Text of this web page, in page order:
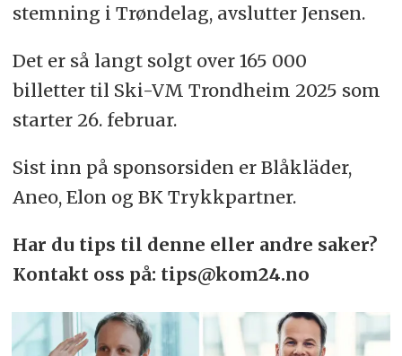
stemning i Trøndelag, avslutter Jensen.
Det er så langt solgt over 165 000
billetter til Ski-VM Trondheim 2025 som
starter 26. februar.
Sist inn på sponsorsiden er Blåkläder,
Aneo, Elon og BK Trykkpartner.
Har du tips til denne eller andre saker?
Kontakt oss på: tips@kom24.no